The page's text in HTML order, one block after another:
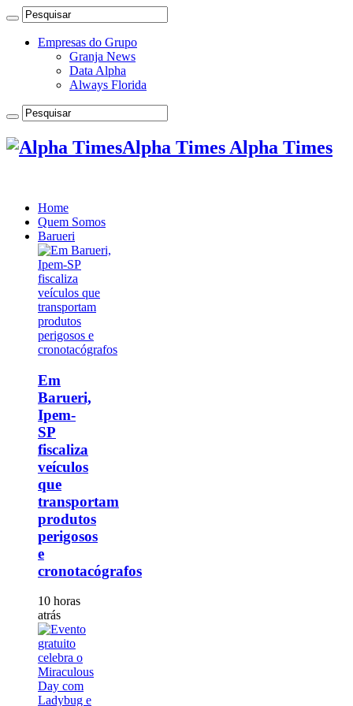
Empresas do Grupo
Granja News
Data Alpha
Always Florida
Alpha Times Alpha Times
Home
Quem Somos
Barueri
Em
Barueri,
Ipem-
SP
fiscaliza
veículos
que
transportam
produtos
perigosos
e
cronotacógrafos
10 horas
atrás